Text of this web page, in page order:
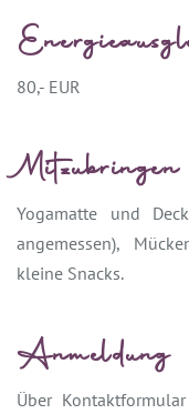
80,- EUR
Mitzubringen
Yogamatte und
angemessen),
kleine Snacks.
Anmeldung
Über